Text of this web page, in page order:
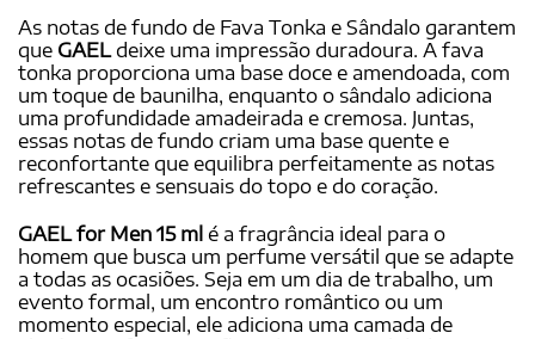
As notas de fundo de Fava Tonka e Sândalo garantem
que GAELdeixe uma impressão duradoura. A fava
tonka proporciona uma base doce e amendoada, com
um toque de baunilha, enquanto o sândalo adiciona
uma profundidade amadeirada e cremosa. Juntas,
essas notas de fundo criam uma base quente e
reconfortante que equilibra perfeitamente as notas
refrescantes e sensuais do topo e do coração.
GAEL for Men 15 ml é a fragrância ideal para o
homem que busca um perfume versátil que se adapte
a todas as ocasiões. Seja em um dia de trabalho, um
evento formal, um encontro romântico ou um
momento especial, ele adiciona uma camada de